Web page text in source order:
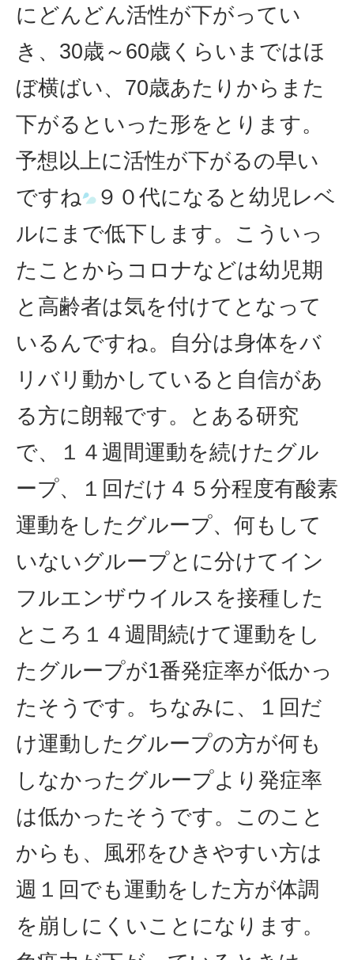
にどんどん活性が下がってい
き、30歳～60歳くらいまではほ
ぼ横ばい、70歳あたりからまた
下がるといった形をとります。
予想以上に活性が下がるの早い
ですね
９０代になると幼児レベ
ルにまで低下します。こういっ
たことからコロナなどは幼児期
と高齢者は気を付けてとなって
いるんですね。自分は身体をバ
リバリ動かしていると自信があ
る方に朗報です。とある研究
で、１４週間運動を続けたグル
ープ、１回だけ４５分程度有酸素
運動をしたグループ、何もして
いないグループとに分けてイン
フルエンザウイルスを接種した
ところ１４週間続けて運動をし
たグループが1番発症率が低かっ
たそうです。ちなみに、１回だ
け運動したグループの方が何も
しなかったグループより発症率
は低かったそうです。このこと
からも、風邪をひきやすい方は
週１回でも運動をした方が体調
を崩しにくいことになります。